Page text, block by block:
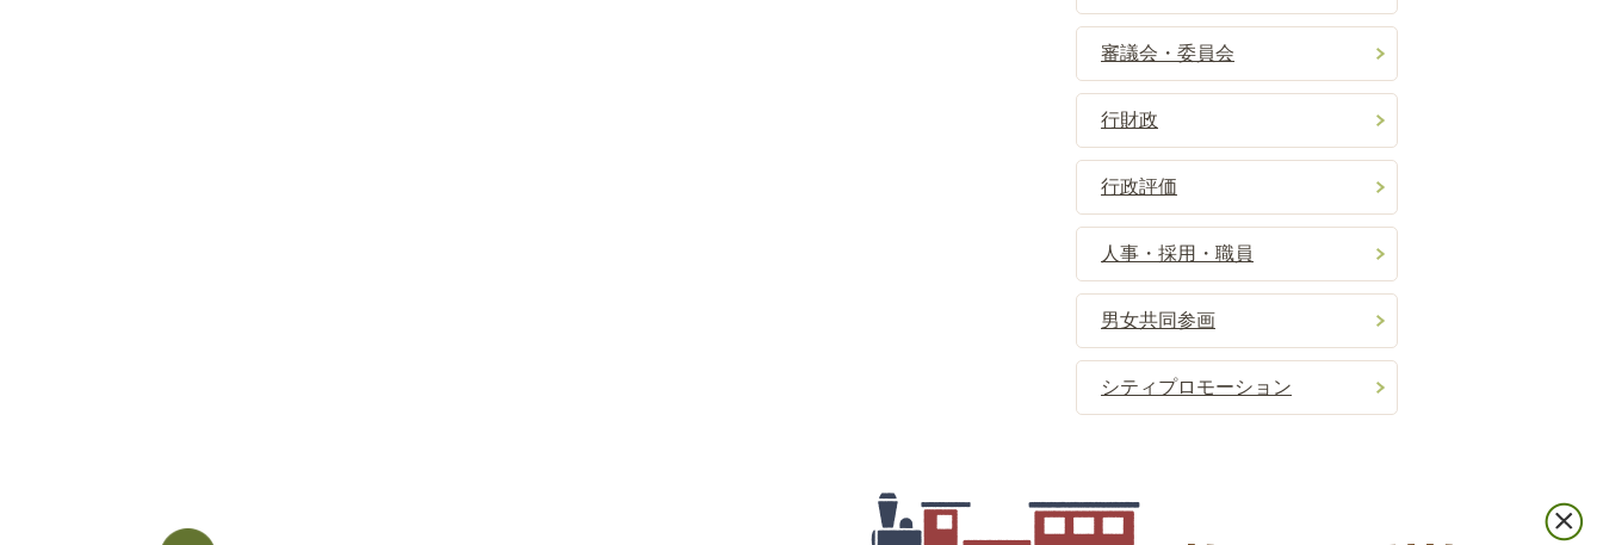
審議会・委員会
行財政
行政評価
人事・採用・職員
男女共同参画
シティプロモーション